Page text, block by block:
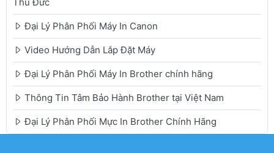
Đại Lý Phân Phối Máy In Canon
Video Hướng Dẫn Lắp Đặt Máy
Đại Lý Phân Phối Máy In Brother chính hãng
Thông Tin Tâm Bảo Hành Brother tại Việt Nam
Đại Lý Phân Phối Mực In Brother Chính Hãng